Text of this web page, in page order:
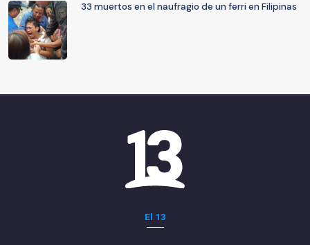
33 muertos en el naufragio de un ferri en Filipinas
El 13